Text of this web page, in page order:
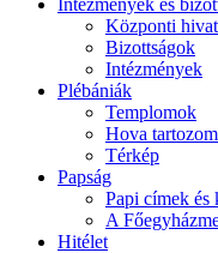
Intézmények és
Központi
Bizottságok
Intézmények
Plébániák
Templomok
Hova
Térkép
Papság
Papi címek és
A
Hitélet